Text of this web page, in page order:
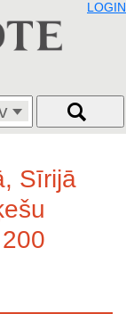
LOGIN
Sīrijā